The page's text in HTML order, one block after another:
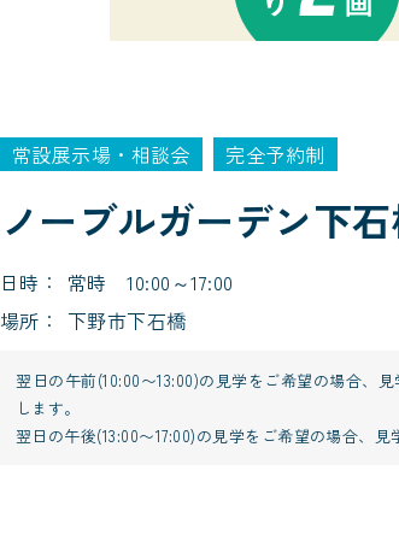
常設展示場・相談会 完全予約制
ノーブルガーデン下
日時
常時 10:00～17:00
場所
下野市下石橋
翌日の午前(10:00〜13:00)の見学をご希望の場合、
します。
翌日の午後(13:00〜17:00)の見学をご希望の場合、見